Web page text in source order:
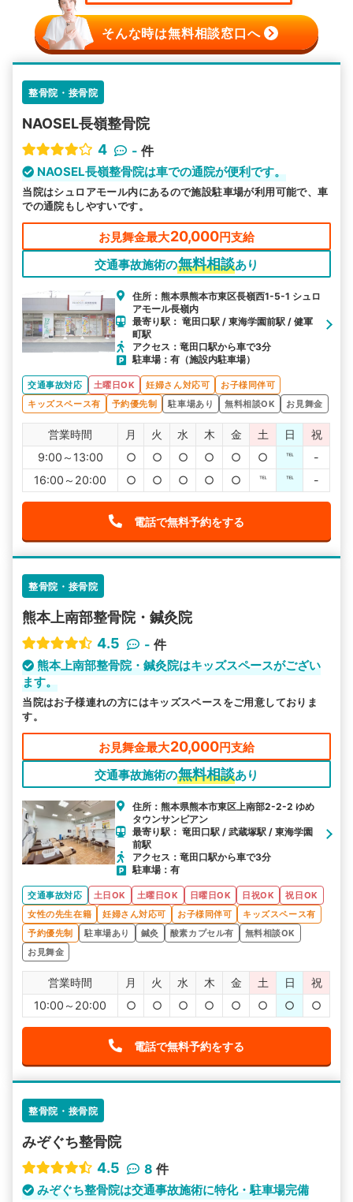
そんな時は無料相談窓口へ
整骨院・接骨院
NAOSEL長嶺整骨院
4
- 件
NAOSEL長嶺整骨院は車での通院が便利です。
当院はシュロアモール内にあるので施設駐車場が利用可能で、車
での通院もしやすいです。
お見舞金最大20,000円支給
交通事故施術の無料相談あり
住所：熊本県熊本市東区長嶺西1-5-1 シュロ
アモール長嶺内
最寄り駅： 竜田口駅 / 東海学園前駅 / 健軍
町駅
アクセス：竜田口駅から車で3分
駐車場：有（施設内駐車場）
交通事故対応 土曜日OK 妊婦さん対応可
お子様同伴可
キッズスペース有
予約優先制 駐車場あり 無料相談OK お見舞金
営業時間 月 火 水 木 金 土 日
祝
9:00～13:00
○ ○ ○ ○ ○ ○ ℡
-
16:00～20:00
○ ○ ○ ○ ○ ℡ ℡ -
電話で無料予約をする
整骨院・接骨院
熊本上南部整骨院・鍼灸院
4.5
- 件
熊本上南部整骨院・鍼灸院はキッズスペースがござい
ます。
当院はお子様連れの方にはキッズスペースをご用意しておりま
す。
お見舞金最大20,000円支給
交通事故施術の無料相談あり
住所：熊本県熊本市東区上南部2-2-2 ゆめ
タウンサンピアン
最寄り駅： 竜田口駅 / 武蔵塚駅 / 東海学園
前駅
アクセス：竜田口駅から車で3分
駐車場：有
交通事故対応 土日OK 土曜日OK 日曜日OK 日祝OK
祝日OK
女性の先生在籍
妊婦さん対応可 お子様同伴可
キッズスペース有
予約優先制
駐車場あり 鍼灸 酸素カプセル有
無料相談OK
お見舞金
営業時間 月 火 水 木 金 土 日
祝
10:00～20:00
○ ○ ○ ○ ○ ○ ○ ○
電話で無料予約をする
整骨院・接骨院
みぞぐち整骨院
4.5
8 件
みぞぐち整骨院は交通事故施術に特化・駐車場完備